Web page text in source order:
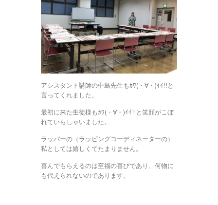
アシスタント講師の中島先生もｶﾜ(・∀・)ｲｲ!!と
言ってくれました。
最初に来た生徒様もｶﾜ(・∀・)ｲｲ!!と笑顔がこぼ
れていらしゃいました。
ラッパーの（ラッピングコーディネーターの）
私としては嬉しくてたまりません。
喜んでもらえるのは至福の喜びであり、何物に
も代えられないのであります。